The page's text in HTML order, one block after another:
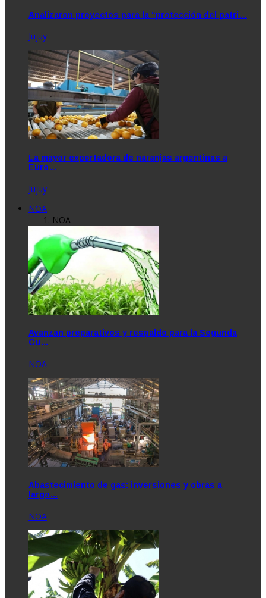
Analizaron proyectos para la “protección del patri…
Jujuy
La mayor exportadora de naranjas argentinas a
Euro…
Jujuy
NOA
NOA
Avanzan preparativos y respaldo para la Segunda
Cu…
NOA
Abastecimiento de gas: inversiones y obras a
largo…
NOA